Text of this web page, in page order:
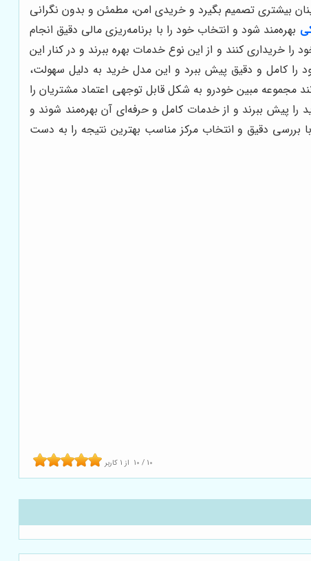
بیشتری تصمیم بگیرد و خریدی امن، مطمئن و بدون نگرانی
بهره‌مند شود و انتخاب خود را با برنامه‌ریزی مالی دقیق انجام
خریداری کنند و از این نوع خدمات بهره ببرند و در کنار این
را کامل و دقیق پیش ببرد و این مدل خرید به دلیل سهولت،
مجموعه مبین خودرو به شکل قابل توجهی اعتماد مشتریان را
را پیش ببرند و از خدمات کامل و حرفه‌ای آن بهره‌مند شوند و
دقیق و انتخاب مرکز مناسب بهترین نتیجه را به دست
10 / 10 از1 کاربر